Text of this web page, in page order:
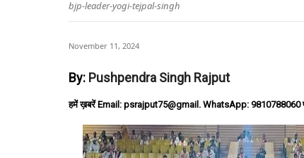
bjp-leader-yogi-tejpal-singh
November 11, 2024
By: Pushpendra Singh Rajput
हमें ख़बरें Email: psrajput75@gmail. WhatsApp: